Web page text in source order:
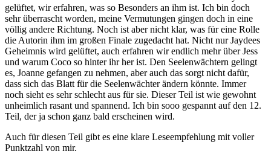
gelüftet, wir erfahren, was so Besonders an ihm ist. Ich bin doch
sehr überrascht worden, meine Vermutungen gingen doch in eine
völlig andere Richtung. Noch ist aber nicht klar, was für eine Rolle
die Autorin ihm im großen Finale zugedacht hat. Nicht nur Jaydees
Geheimnis wird gelüftet, auch erfahren wir endlich mehr über Jess
und warum Coco so hinter ihr her ist. Den Seelenwächtern gelingt
es, Joanne gefangen zu nehmen, aber auch das sorgt nicht dafür,
dass sich das Blatt für die Seelenwächter ändern könnte. Immer
noch sieht es sehr schlecht aus für sie. Dieser Teil ist wie gewohnt
unheimlich rasant und spannend. Ich bin sooo gespannt auf den 12.
Teil, der ja schon ganz bald erscheinen wird.
Auch für diesen Teil gibt es eine klare Leseempfehlung mit voller
Punktzahl von mir.